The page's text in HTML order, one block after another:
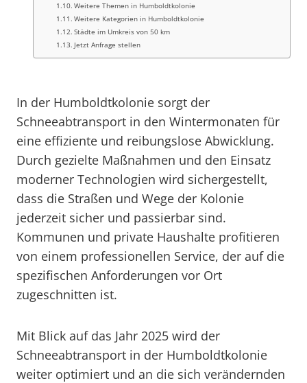
Weitere Themen in Humboldtkolonie
Weitere Kategorien in Humboldtkolonie
Städte im Umkreis von 50 km
Jetzt Anfrage stellen
In der Humboldtkolonie sorgt der
Schneeabtransport in den Wintermonaten für
eine effiziente und reibungslose Abwicklung.
Durch gezielte Maßnahmen und den Einsatz
moderner Technologien wird sichergestellt,
dass die Straßen und Wege der Kolonie
jederzeit sicher und passierbar sind.
Kommunen und private Haushalte profitieren
von einem professionellen Service, der auf die
spezifischen Anforderungen vor Ort
zugeschnitten ist.
Mit Blick auf das Jahr 2025 wird der
Schneeabtransport in der Humboldtkolonie
weiter optimiert und an die sich verändernden